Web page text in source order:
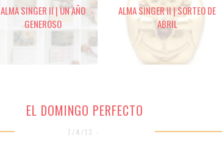
ALMA SINGER II | UN AÑO
GENEROSO
ALMA SINGER II | SORTEO DE
ABRIL
EL DOMINGO PERFECTO
7/4/13 -